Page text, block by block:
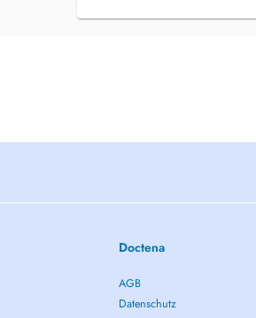
Doctena
AGB
Datenschutz